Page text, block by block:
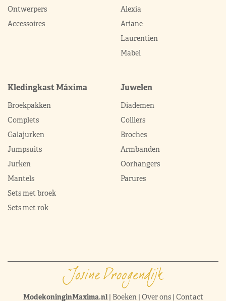
Ontwerpers
Accessoires
Alexia
Ariane
Laurentien
Mabel
Kledingkast Máxima
Broekpakken
Complets
Galajurken
Jumpsuits
Jurken
Mantels
Sets met broek
Sets met rok
Juwelen
Diademen
Colliers
Broches
Armbanden
Oorhangers
Parures
ModekoninginMaxima.nl| Boeken| Over ons| Contact